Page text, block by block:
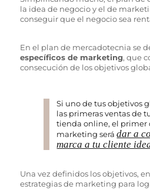
la idea de negocio y el de
conseguir que el negocio sea
En el plan de mercadotecnia se
específicos de marketing, que
consecución de los objetivos
Si uno de tus objetivos
las primeras ventas de
tienda online, el primer
marketing serádar a
marca a tu cliente
Una vez definidos los objetivos,
estrategias de marketing para